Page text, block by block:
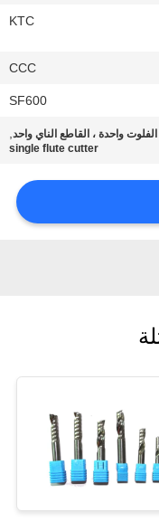
KTC
CCC
SF600
واحدة ، القاطع الناي واحد,
single flute cutter